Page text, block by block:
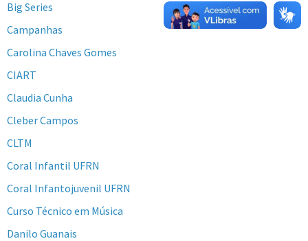
Big Series
Campanhas
Carolina Chaves Gomes
CIART
Claudia Cunha
Cleber Campos
CLTM
Coral Infantil UFRN
Coral Infantojuvenil UFRN
Curso Técnico em Música
Danilo Guanais